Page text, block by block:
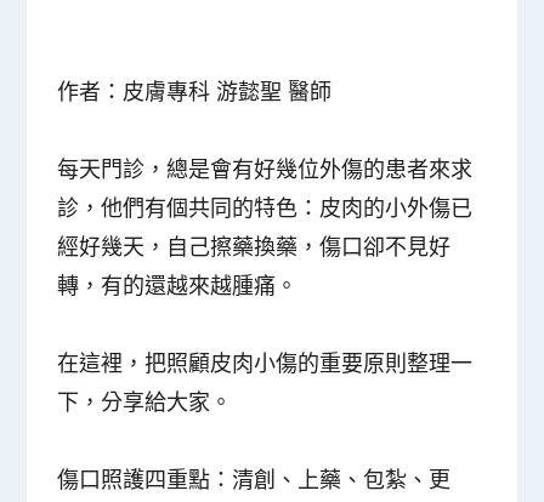
作者：皮膚專科 游懿聖 醫師
每天門診，總是會有好幾位外傷的患者來求
診，他們有個共同的特色：皮肉的小外傷已
經好幾天，自己擦藥換藥，傷口卻不見好
轉，有的還越來越腫痛。
在這裡，把照顧皮肉小傷的重要原則整理一
下，分享給大家。
傷口照護四重點：清創 、 上藥 、包紮 、 更